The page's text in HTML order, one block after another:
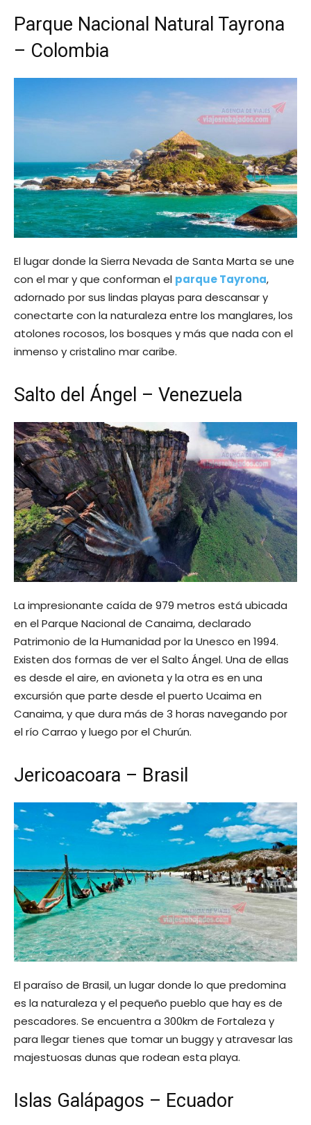
Parque Nacional Natural Tayrona
– Colombia
El lugar donde la Sierra Nevada de Santa Marta se une
con el mar y que conforman el parque Tayrona,
adornado por sus lindas playas para descansar y
conectarte con la naturaleza entre los manglares, los
atolones rocosos, los bosques y más que nada con el
inmenso y cristalino mar caribe.
Salto del Ángel – Venezuela
La impresionante caída de 979 metros está ubicada
en el Parque Nacional de Canaima, declarado
Patrimonio de la Humanidad por la Unesco en 1994.
Existen dos formas de ver el Salto Ángel. Una de ellas
es desde el aire, en avioneta y la otra es en una
excursión que parte desde el puerto Ucaima en
Canaima, y que dura más de 3 horas navegando por
el río Carrao y luego por el Churún.
Jericoacoara – Brasil
El paraíso de Brasil, un lugar donde lo que predomina
es la naturaleza y el pequeño pueblo que hay es de
pescadores. Se encuentra a 300km de Fortaleza y
para llegar tienes que tomar un buggy y atravesar las
majestuosas dunas que rodean esta playa.
Islas Galápagos – Ecuador